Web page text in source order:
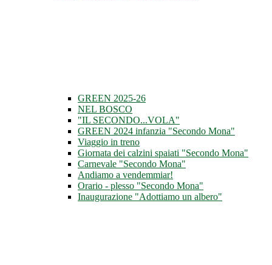
GREEN 2025-26
NEL BOSCO
"IL SECONDO...VOLA"
GREEN 2024 infanzia "Secondo Mona"
Viaggio in treno
Giornata dei calzini spaiati "Secondo Mona"
Carnevale "Secondo Mona"
Andiamo a vendemmiar!
Orario - plesso "Secondo Mona"
Inaugurazione "Adottiamo un albero"